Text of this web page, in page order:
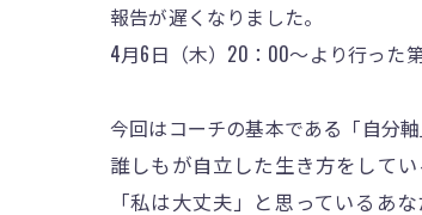
報告が遅くなりました。
4月6日（木）20：00〜より行った
今回はコーチの基本である「自分
誰しもが自立した生き方をして
「私は大丈夫」と思っているあな